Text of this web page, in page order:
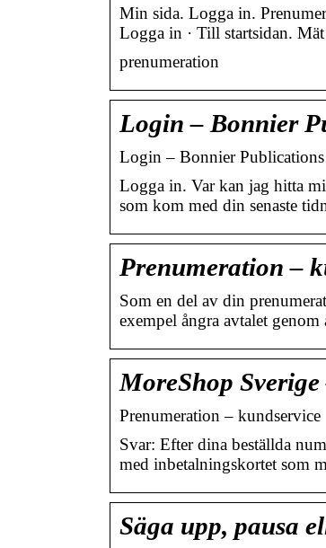
Min sida. Logga in.
Logga in · Till startsidan.
prenumeration
Login – Bonnier
Login – Bonnier Publications
Logga in. Var kan jag hitta
som kom med din senaste
Prenumeration –
Som en del av din
exempel ångra avtalet
MoreShop
Prenumeration – kundservice
Svar: Efter dina beställda
med inbetalningskortet som
Säga upp, pausa